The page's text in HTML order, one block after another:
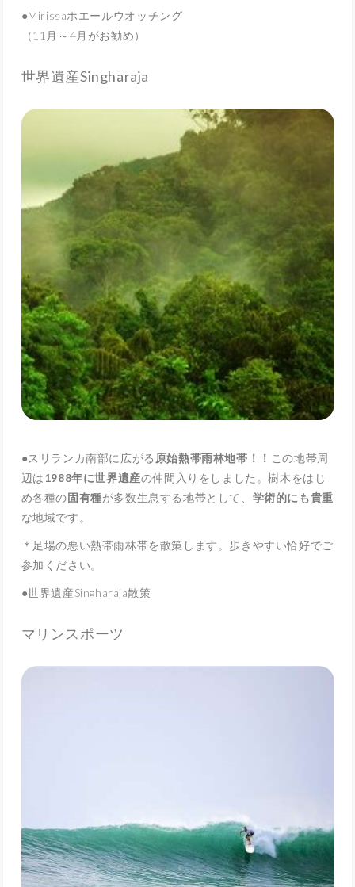
●Mirissaホエールウオッチング
（11月～4月がお勧め）
世界遺産Singharaja
●スリランカ南部に広がる 原始熱帯雨林地帯！！ この地帯周
辺は1988年に世界遺産の仲間入りをしました。樹木をはじ
め各種の固有種が多数生息する地帯として、 学術的にも貴重
な地域です。
＊足場の悪い熱帯雨林帯を散策します。歩きやすい恰好でご
参加ください。
●世界遺産Singharaja散策
マリンスポーツ